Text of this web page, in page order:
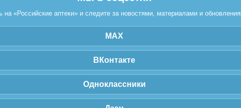
на «Российские аптеки» и следите за новостями, материалами и
MAX
ВКонтакте
Одноклассники